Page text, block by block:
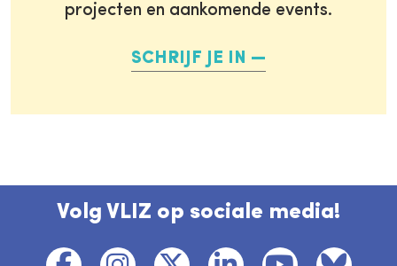
projecten en aankomende events.
SCHRIJF JE IN
Volg VLIZ op sociale media!